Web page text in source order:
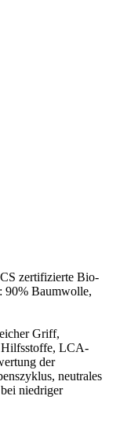
zertifizierte Bio-
90% Baumwolle,
Griff,
Hilfsstoffe, LCA-
der
neutrales
niedriger